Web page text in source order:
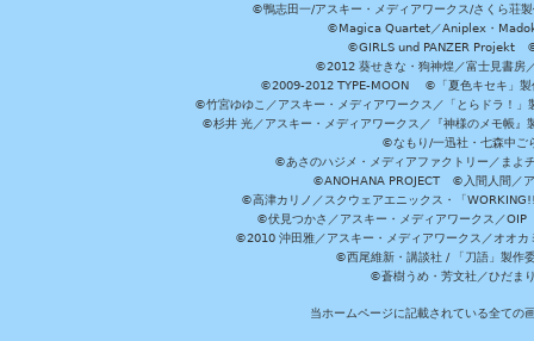
©鴨志田一/アスキー・メディアワークス/さく
©Magica Quartet／Aniplex・
©GIRLS und PANZER Projekt ©
©2012 葵せきな・狗神煌／富士見書
©2009-2012 TYPE-MOON ©「夏色キセキ」製
©竹宮ゆゆこ／アスキー・メディアワークス／「とらドラ！
©杉井 光／アスキー・メディアワークス／『神様のメモ帳
©なもり/一迅社・七森中
©あさのハジメ・メディアファクトリー／ま
©ANOHANA PROJECT ©入間人間／ア
©高津カリノ／スクウェアエニックス・「
©伏見つかさ／アスキー・メディアワークス／
©2010 沖田雅／アスキー・メディアワークス／オオ
©西尾維新・講談社 / 「刀語」製作
©蒼樹うめ・芳文社／ひだま
当ホームページに記載されている全ての